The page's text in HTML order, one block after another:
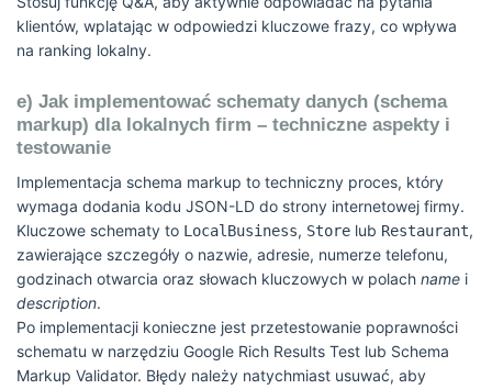
klientów, wplatając w odpowiedzi kluczowe frazy, co wpływa
na ranking lokalny.
e) Jak implementować schematy danych (schema
markup) dla lokalnych firm – techniczne aspekty i
testowanie
Implementacja schema markup to techniczny proces, który
wymaga dodania kodu JSON-LD do strony internetowej firmy.
Kluczowe schematy to LocalBusiness, Store lub Restaurant,
zawierające szczegóły o nazwie, adresie, numerze telefonu,
godzinach otwarcia oraz słowach kluczowych w polach name i
description.
Po implementacji konieczne jest przetestowanie poprawności
schematu w narzędziu Google Rich Results Test lub Schema
Markup Validator. Błędy należy natychmiast usuwać, aby